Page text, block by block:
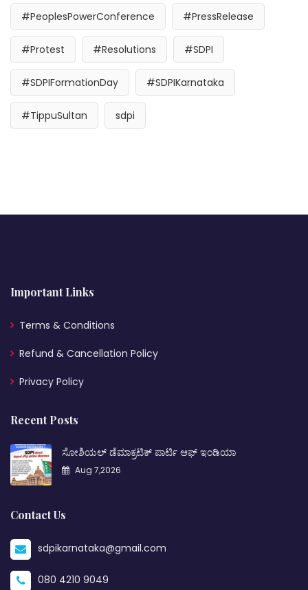
#PeoplesPowerConference #PressRelease
#Protest #Resolutions #SDPI
#SDPIFormationDay #SDPIKarnataka
#TippuSultan sdpi
Important Links
Terms & Conditions
Refund & Cancellation Policy
Privacy Policy
Recent Posts
ಸೋಶಿಯಲ್ ಡೆಮಾಕ್ರಟಿಕ್ ಪಾರ್ಟಿ ಆಫ್ ಇಂಡಿಯಾ
Aug 7,2026
Contact Us
sdpikarnataka@gmail.com
080 4210 9049